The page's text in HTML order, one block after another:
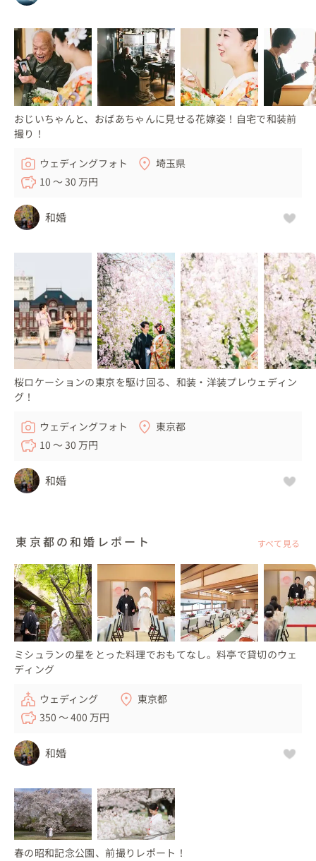
おじいちゃんと、おばあちゃんに見せる花嫁姿！自宅で和装前
撮り！
ウェディングフォト
埼玉県
10 〜 30 万円
和婚
桜ロケーションの東京を駆け回る、和装・洋装プレウェディン
グ！
ウェディングフォト
東京都
10 〜 30 万円
和婚
東京都の和婚レポート すべて見る
ミシュランの星をとった料理でおもてなし。料亭で貸切のウェ
ディング
ウェディング
東京都
350 〜 400 万円
和婚
春の昭和記念公園、前撮りレポート！